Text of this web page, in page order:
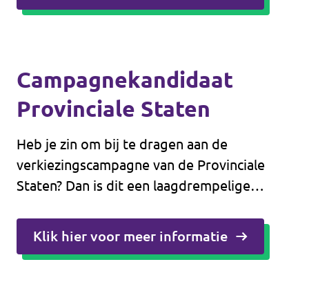
Campagnekandidaat
Provinciale Staten
Heb je zin om bij te dragen aan de
verkiezingscampagne van de Provinciale
Staten? Dan is dit een laagdrempelige
Klik hier voor meer informatie